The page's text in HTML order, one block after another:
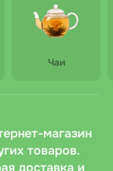
Чаи
магазин
товаров.
доставка и